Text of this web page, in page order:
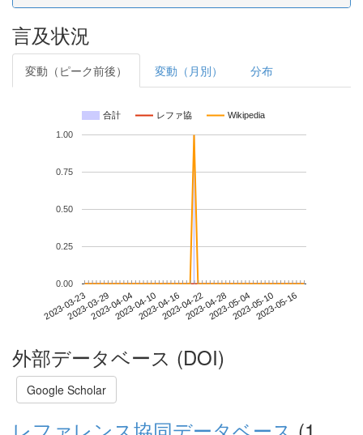
言及状況
変動（ピーク前後） 変動（月別） 分布
合計 レファ協 Wikipedia
2023-03-232023-03-292023-04-042023-04-102023-04-162023-04-222023-04-282023-05-042023-05-102023-05-16
0.00
0.25
0.50
0.75
1.00
外部データベース (DOI)
Google Scholar